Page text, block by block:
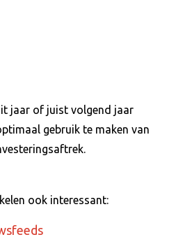
jaar of juist volgend jaar
gebruik te maken van
ook interessant: